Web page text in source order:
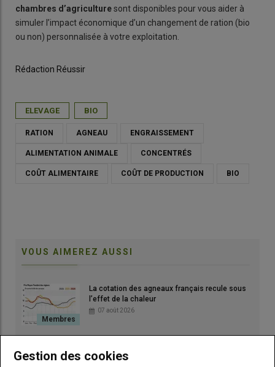
chambres d’agriculturesont disponibles pour vous aider à
simuler l’impact économique d’un changement de ration (bio
ou non) personnalisée à votre exploitation.
Rédaction Réussir
ELEVAGE BIO
RATION AGNEAU ENGRAISSEMENT
ALIMENTATION ANIMALE CONCENTRÉS
COÛT ALIMENTAIRE COÛT DE PRODUCTION BIO
VOUS AIMEREZ AUSSI
La cotation des agneaux français recule sous
l’effet de la chaleur
07 août 2026
ses pratiques, en attendant de chiffrer les
pertes
Gestion des cookies